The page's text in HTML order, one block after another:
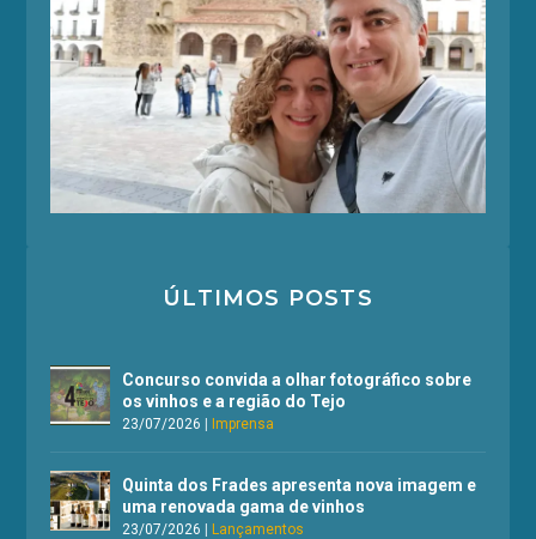
ÚLTIMOS POSTS
Concurso convida a olhar fotográfico sobre
os vinhos e a região do Tejo
23/07/2026 |Imprensa
Quinta dos Frades apresenta nova imagem e
uma renovada gama de vinhos
23/07/2026 |Lançamentos